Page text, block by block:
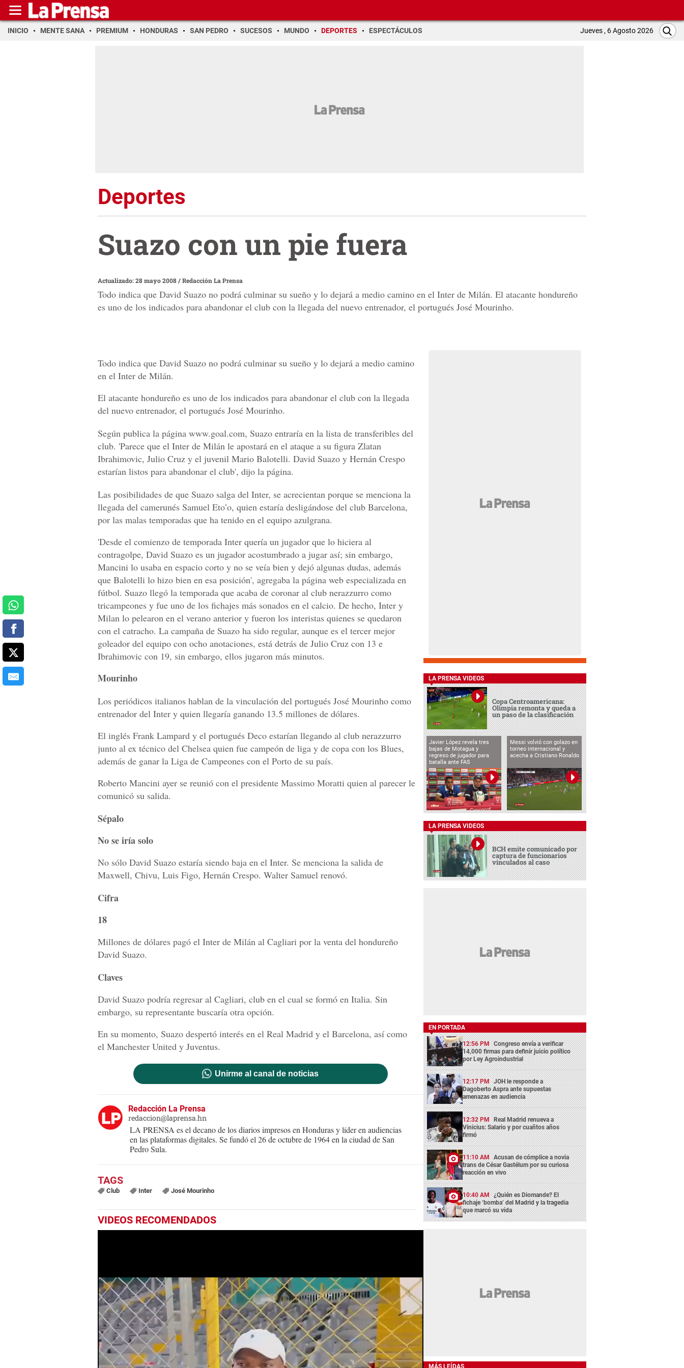
INICIO MENTE SANA PREMIUM HONDURAS SAN PEDRO SUCESOS MUNDO DEPORTES ESPECTÁCULOS Jueves , 6 Agosto 2026
Deportes
Suazo con un pie fuera
Actualizado: 28 mayo 2008/Redacción La Prensa
Todo indica que David Suazo no podrá culminar su sueño y lo dejará a medio camino en el Inter de Milán. El atacante hondureño
es uno de los indicados para abandonar el club con la llegada del nuevo entrenador, el portugués José Mourinho.
Todo indica que David Suazo no podrá culminar su sueño y lo dejará a medio camino
en el Inter de Milán.
El atacante hondureño es uno de los indicados para abandonar el club con la llegada
del nuevo entrenador, el portugués José Mourinho.
Según publica la página www.goal.com, Suazo entraría en la lista de transferibles del
club. 'Parece que el Inter de Milán le apostará en el ataque a su figura Zlatan
Ibrahimovic, Julio Cruz y el juvenil Mario Balotelli. David Suazo y Hernán Crespo
estarían listos para abandonar el club', dijo la página.
Las posibilidades de que Suazo salga del Inter, se acrecientan porque se menciona la
llegada del camerunés Samuel Eto’o, quien estaría desligándose del club Barcelona,
por las malas temporadas que ha tenido en el equipo azulgrana.
'Desde el comienzo de temporada Inter quería un jugador que lo hiciera al
contragolpe, David Suazo es un jugador acostumbrado a jugar así; sin embargo,
Mancini lo usaba en espacio corto y no se veía bien y dejó algunas dudas, además
que Balotelli lo hizo bien en esa posición', agregaba la página web especializada en
fútbol. Suazo llegó la temporada que acaba de coronar al club nerazzurro como
tricampeones y fue uno de los fichajes más sonados en el calcio. De hecho, Inter y
Milan lo pelearon en el verano anterior y fueron los interistas quienes se quedaron
con el catracho. La campaña de Suazo ha sido regular, aunque es el tercer mejor
goleador del equipo con ocho anotaciones, está detrás de Julio Cruz con 13 e
Ibrahimovic con 19, sin embargo, ellos jugaron más minutos.
Mourinho
Los periódicos italianos hablan de la vinculación del portugués José Mourinho como
entrenador del Inter y quien llegaría ganando 13.5 millones de dólares.
El inglés Frank Lampard y el portugués Deco estarían llegando al club nerazzurro
junto al ex técnico del Chelsea quien fue campeón de liga y de copa con los Blues,
además de ganar la Liga de Campeones con el Porto de su país.
Roberto Mancini ayer se reunió con el presidente Massimo Moratti quien al parecer le
comunicó su salida.
Sépalo
No se iría solo
No sólo David Suazo estaría siendo baja en el Inter. Se menciona la salida de
Maxwell, Chivu, Luis Figo, Hernán Crespo. Walter Samuel renovó.
Cifra
18
Millones de dólares pagó el Inter de Milán al Cagliari por la venta del hondureño
David Suazo.
Claves
David Suazo podría regresar al Cagliari, club en el cual se formó en Italia. Sin
embargo, su representante buscaría otra opción.
En su momento, Suazo despertó interés en el Real Madrid y el Barcelona, así como
el Manchester United y Juventus.
Unirme al canal de noticias
Redacción La Prensa
redaccion@laprensa.hn
LA PRENSA es el decano de los diarios impresos en Honduras y líder en audiencias
en las plataformas digitales. Se fundó el 26 de octubre de 1964 en la ciudad de San
Pedro Sula.
Club Inter José Mourinho
VIDEOS RECOMENDADOS
LA PRENSA VIDEOS
Copa Centroamericana:
Olimpia remonta y queda a
un paso de la clasificación
Javier López revela tres
bajas de Motagua y
regreso de jugador para
batalla ante FAS
Messi volvió con golazo en
torneo internacional y
acecha a Cristiano Ronaldo
LA PRENSA VIDEOS
BCH emite comunicado por
captura de funcionarios
vinculados al caso
EN PORTADA
12:56 PM Congreso envía a verificar
14,000 firmas para definir juicio político
por Ley Agroindustrial
12:17 PM JOH le responde a
Dagoberto Aspra ante supuestas
amenazas en audiencia
12:32 PM Real Madrid renueva a
Vinicius: Salario y por cuañtos años
firmó
11:10 AM Acusan de cómplice a novia
trans de César Gastélum por su curiosa
reacción en vivo
10:40 AM ¿Quién es Diomande? El
fichaje ‘bomba’ del Madrid y la tragedia
que marcó su vida